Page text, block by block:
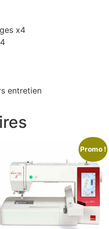
x4
entretien
Promo !